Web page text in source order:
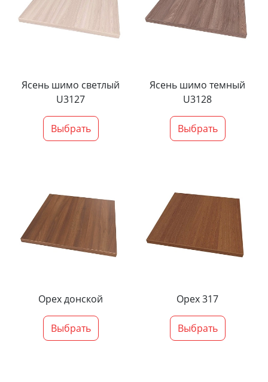
Ясень шимо светлый
U3127
Выбрать
Ясень шимо темный
U3128
Выбрать
Орех донской
Выбрать
Орех 317
Выбрать